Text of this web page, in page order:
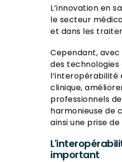
L’innovation en
le secteur
et dans les
Cependant,
des technologies
l’interopérabilité
clinique,
professionnels
harmonieuse de
ainsi une prise
important